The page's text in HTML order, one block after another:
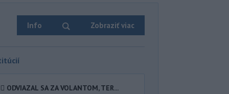
Info Zobraziť viac
ODVIAZAL SA ZA VOLANTOM, TER...